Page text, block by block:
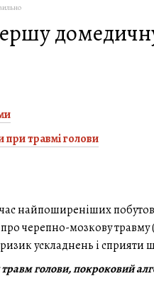
травмі голови
найпоширеніших
про черепно-мозкову
ускладнень і
голови, покроковий